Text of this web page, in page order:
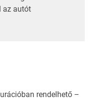
az autót
rendelhető –